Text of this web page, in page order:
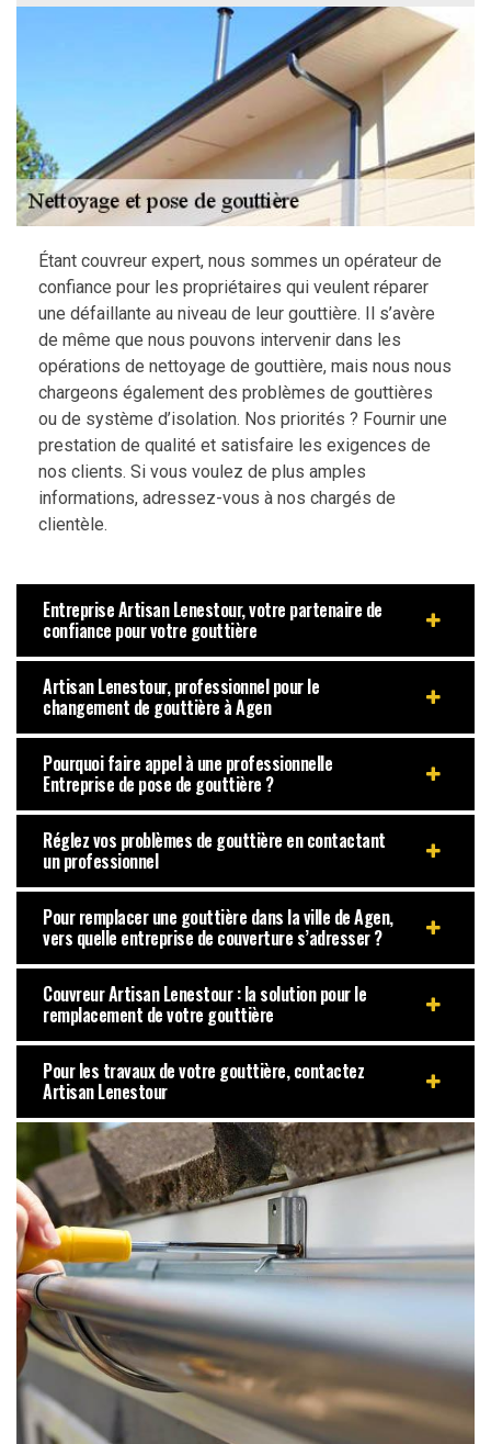
Étant couvreur expert, nous sommes un opérateur de
confiance pour les propriétaires qui veulent réparer
une défaillante au niveau de leur gouttière. Il s’avère
de même que nous pouvons intervenir dans les
opérations de nettoyage de gouttière, mais nous nous
chargeons également des problèmes de gouttières
ou de système d’isolation. Nos priorités ? Fournir une
prestation de qualité et satisfaire les exigences de
nos clients. Si vous voulez de plus amples
informations, adressez-vous à nos chargés de
clientèle.
Entreprise Artisan Lenestour, votre partenaire de
confiance pour votre gouttière
Artisan Lenestour, professionnel pour le
changement de gouttière à Agen
Pourquoi faire appel à une professionnelle
Entreprise de pose de gouttière ?
Réglez vos problèmes de gouttière en contactant
un professionnel
Pour remplacer une gouttière dans la ville de Agen,
vers quelle entreprise de couverture s’adresser ?
Couvreur Artisan Lenestour : la solution pour le
remplacement de votre gouttière
Pour les travaux de votre gouttière, contactez
Artisan Lenestour